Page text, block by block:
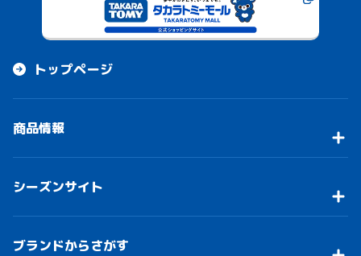
トップページ
商品情報
シーズンサイト
ブランドからさがす